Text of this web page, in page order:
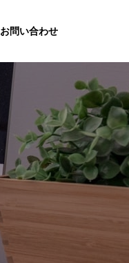
お問い合わせ